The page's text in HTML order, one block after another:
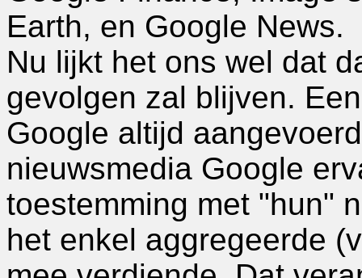
Earth, en Google News.
Nu lijkt het ons wel dat
gevolgen zal blijven.
Google altijd
nieuwsmedia Google
toestemming met "hun"
het enkel aggregeerde